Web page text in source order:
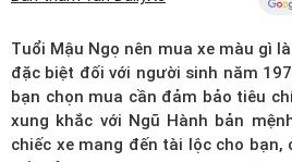
Tuổi Mậu Ngọ nên mua xe màu gì
đặc biệt đối với người sinh năm
bạn chọn mua cần đảm bảo tiêu
xung khắc với Ngũ Hành bản
chiếc xe mang đến tài lộc cho bạn,